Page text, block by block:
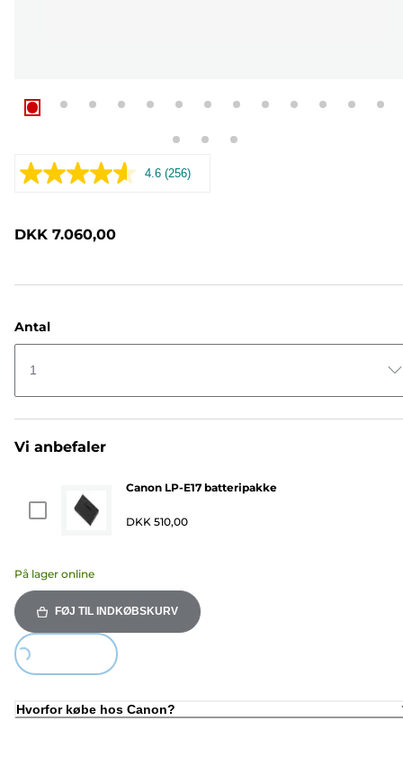
4.6 Læs
(256)
DKK 7.060,00
Antal
1
Vi anbefaler
Canon LP-E17 batteripakke
DKK 510,00
På lager online
FØJ TIL INDKØBSKURV
Loading...
Hvorfor købe hos Canon?